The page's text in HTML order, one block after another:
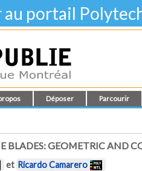
au portail
Déposer Parcourir
BLADES: GEOMETRIC AND
et Ricardo Camarero